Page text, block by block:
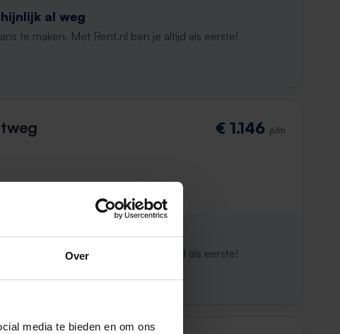
Over
media te bieden en om ons
al weg
te maken. Met Rent.nl ben je altijd als eerste!
€ 1.146 p/m
al weg
te maken. Met Rent.nl ben je altijd als eerste!